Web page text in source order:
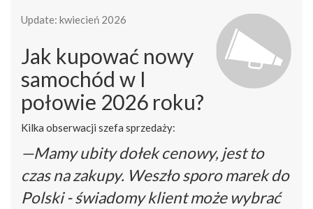
Update: kwiecień 2026
Jak kupować nowy
samochód w I
połowie 2026 roku?
Kilka obserwacji szefa sprzedaży:
—Mamy ubity dołek cenowy, jest to
czas na zakupy. Weszło sporo marek do
Polski - świadomy klient może wybrać